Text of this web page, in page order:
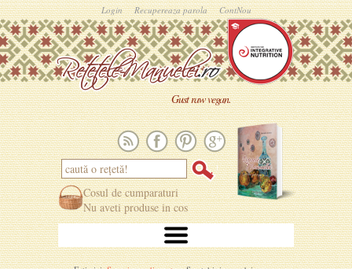
Login Recupereaza parola ContNou
Gust raw vegan.
Cosul de cumparaturi
Nu aveti produse in cos